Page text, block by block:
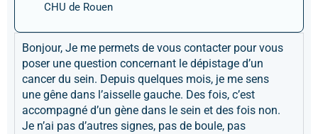
CHU de Rouen
Bonjour, Je me permets de vous contacter pour vous
poser une question concernant le dépistage d’un
cancer du sein. Depuis quelques mois, je me sens
une gêne dans l’aisselle gauche. Des fois, c’est
accompagné d’un gène dans le sein et des fois non.
Je n’ai pas d’autres signes, pas de boule, pas